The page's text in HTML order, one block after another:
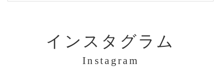
インスタグラム
Instagram